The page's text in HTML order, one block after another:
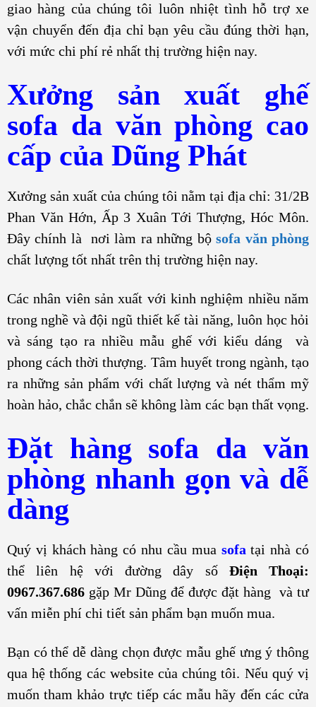
giao hàng của chúng tôi luôn nhiệt tình hỗ trợ xe
vận chuyển đến địa chỉ bạn yêu cầu đúng thời hạn,
với mức chi phí rẻ nhất thị trường hiện nay.
Xưởng sản xuất ghế
sofa da văn phòng cao
cấp của Dũng Phát
Xưởng sản xuất của chúng tôi nằm tại địa chỉ: 31/2B
Phan Văn Hớn, Ấp 3 Xuân Tới Thượng, Hóc Môn.
Đây chính là nơi làm ra những bộ sofa văn phòng
chất lượng tốt nhất trên thị trường hiện nay.
Các nhân viên sản xuất với kinh nghiệm nhiều năm
trong nghề và đội ngũ thiết kế tài năng, luôn học hỏi
và sáng tạo ra nhiều mẫu ghế với kiểu dáng và
phong cách thời thượng. Tâm huyết trong ngành, tạo
ra những sản phẩm với chất lượng và nét thẩm mỹ
hoàn hảo, chắc chắn sẽ không làm các bạn thất vọng.
Đặt hàng sofa da văn
phòng nhanh gọn và dễ
dàng
Quý vị khách hàng có nhu cầu mua sofa tại nhà có
thể liên hệ với đường dây số Điện Thoại:
0967.367.686 gặp Mr Dũng để được đặt hàng và tư
vấn miễn phí chi tiết sản phẩm bạn muốn mua.
Bạn có thể dễ dàng chọn được mẫu ghế ưng ý thông
qua hệ thống các website của chúng tôi. Nếu quý vị
muốn tham khảo trực tiếp các mẫu hãy đến các cửa